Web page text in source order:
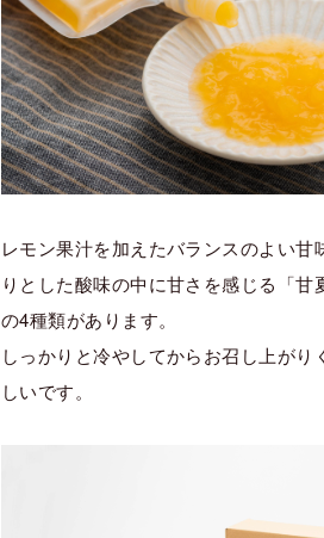
レモン果汁を加えたバランスのよい
りとした酸味の中に甘さを感じる「
の4種類があります。
しっかりと冷やしてからお召し上が
しいです。